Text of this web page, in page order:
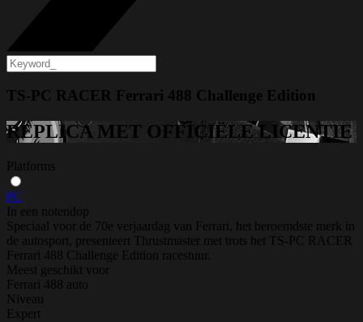
TS-PC RACER Ferrari 488 Challenge Edition
REPLICA MET OFFICIËLE LICENTIE
Platforms
PC
In een notendop
Speciaal voor de 70e verjaardag van Ferrari, het beroemdste merk in
de autosport, presenteert Thrustmaster met trots het TS-PC RACER
Ferrari 488 Challenge Edition racestuur.
Meest geschikt voor
Ferrari 488 auto
Niveau
Expert